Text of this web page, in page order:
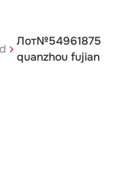
Лот№54961875
quanzhou fujian